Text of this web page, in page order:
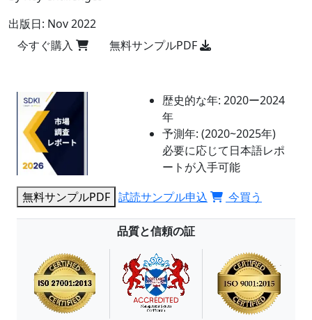
出版日: Nov 2022
今すぐ購入
無料サンプルPDF
歴史的な年: 2020ー2024
年
予測年: (2020~2025年)
必要に応じて日本語レポ
ートが入手可能
無料サンプルPDF 試読サンプル申込 今買う
品質と信頼の証